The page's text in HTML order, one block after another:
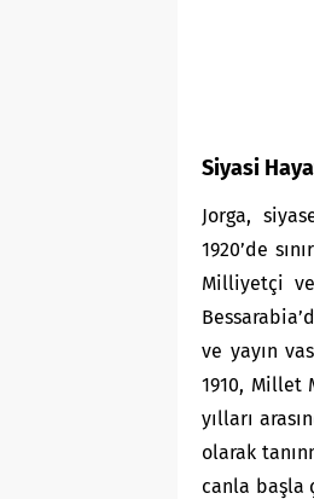
Siyasi
Jorga,
1920’de
Milliyetçi
ve yayın
1910, Millet
yılları
olarak
canla başla